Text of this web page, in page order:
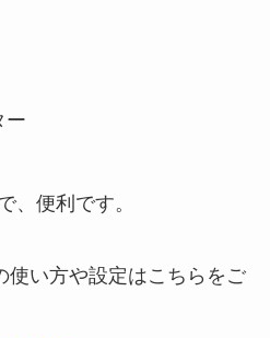
ー
、便利です。
使い方や設定はこちらをご